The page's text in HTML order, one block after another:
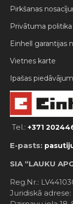
Pirkšanas
Privātuma politika
Einhell garantijas
Vietnes karte
Ipašas
Tel.: +371
E-pasts:
SIA “LAUKU
Reg.Nr.:
Juridiskā adrese: